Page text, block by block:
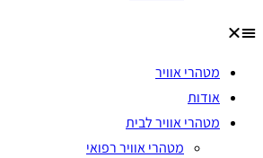
מטהרי אוויר
אודות
מטהרי אוויר לבית
מטהרי אוויר רפואי